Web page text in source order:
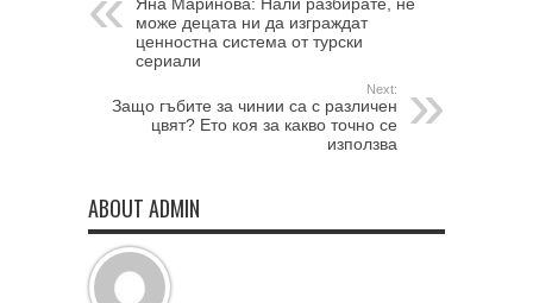
може децата ни да изграждат
ценностна система от турски
сериали
Next:
Защо гъбите за чинии са с различен
цвят? Ето коя за какво точно се
използва
ABOUT ADMIN